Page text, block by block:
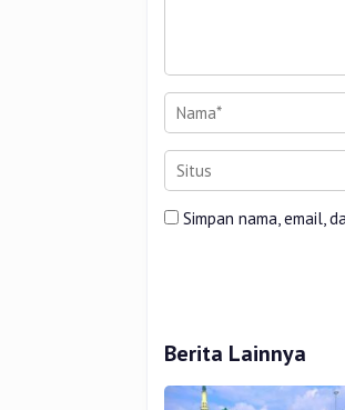
Simpan nama, email,
Berita Lainnya